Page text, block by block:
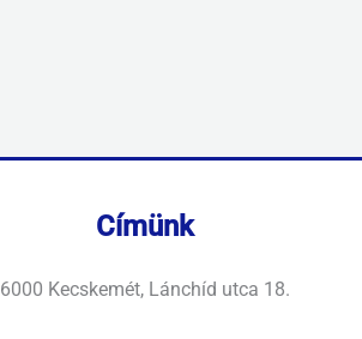
Címünk
6000 Kecskemét, Lánchíd utca 18.